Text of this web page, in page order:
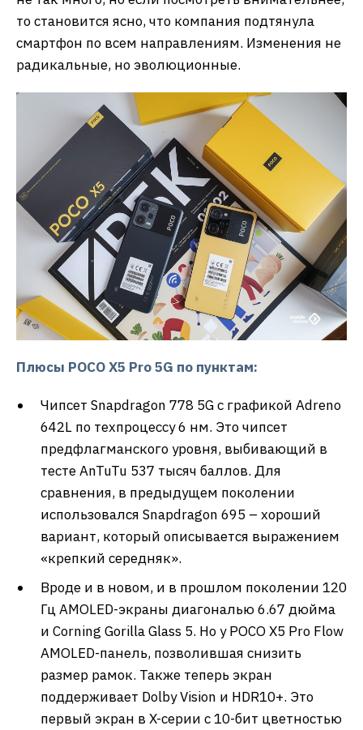
то становится ясно, что компания подтянула
смартфон по всем направлениям. Изменения не
радикальные, но эволюционные.
Плюсы POCO X5 Pro 5G по пунктам:
Чипсет Snapdragon 778 5G с графикой Adreno
642L по техпроцессу 6 нм. Это чипсет
предфлагманского уровня, выбивающий в
тесте AnTuTu 537 тысяч баллов. Для
сравнения, в предыдущем поколении
использовался Snapdragon 695 – хороший
вариант, который описывается выражением
«крепкий середняк».
Вроде и в новом, и в прошлом поколении 120
Гц AMOLED-экраны диагональю 6.67 дюйма
и Corning Gorilla Glass 5. Но у POCO X5 Pro Flow
AMOLED-панель, позволившая снизить
размер рамок. Также теперь экран
поддерживает Dolby Vision и HDR10+. Это
первый экран в X-серии с 10-бит цветностью